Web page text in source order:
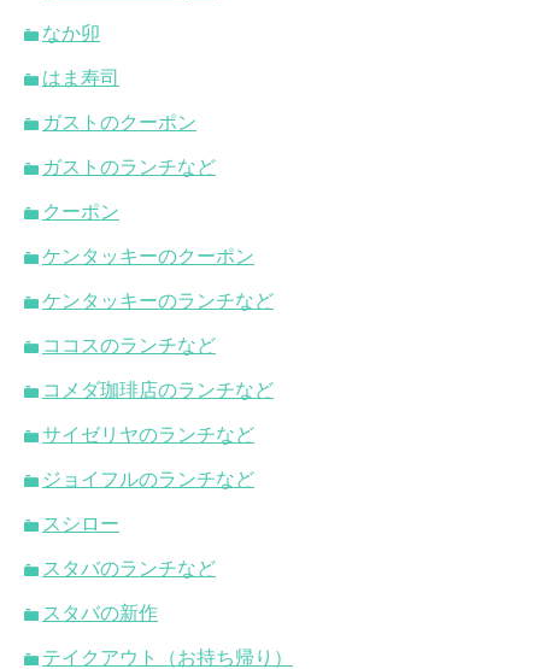
なか卯
はま寿司
ガストのクーポン
ガストのランチなど
クーポン
ケンタッキーのクーポン
ケンタッキーのランチなど
ココスのランチなど
コメダ珈琲店のランチなど
サイゼリヤのランチなど
ジョイフルのランチなど
スシロー
スタバのランチなど
スタバの新作
テイクアウト（お持ち帰り）